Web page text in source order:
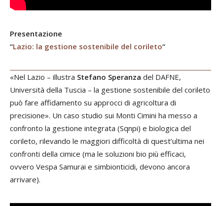
Presentazione
“Lazio: la gestione sostenibile del corileto“
«Nel Lazio – illustra Stefano Speranza del DAFNE,
Università della Tuscia – la gestione sostenibile del corileto
può fare affidamento su approcci di agricoltura di
precisione». Un caso studio sui Monti Cimini ha messo a
confronto la gestione integrata (Sqnpi) e biologica del
corileto, rilevando le maggiori difficoltà di quest’ultima nei
confronti della cimice (ma le soluzioni bio più efficaci,
ovvero Vespa Samurai e simbionticidi, devono ancora
arrivare).